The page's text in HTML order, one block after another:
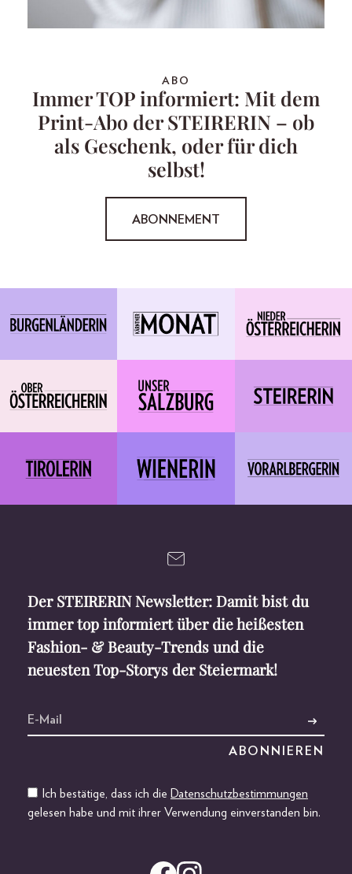
ABO
Immer TOP informiert: Mit dem
Print-Abo der STEIRERIN – ob
als Geschenk, oder für dich
selbst!
ABONNEMENT
Der STEIRERIN Newsletter: Damit bist du
immer top informiert über die heißesten
Fashion- & Beauty-Trends und die
neuesten Top-Storys der Steiermark!
Ich bestätige, dass ich die Datenschutzbestimmungen
gelesen habe und mit ihrer Verwendung einverstanden bin.